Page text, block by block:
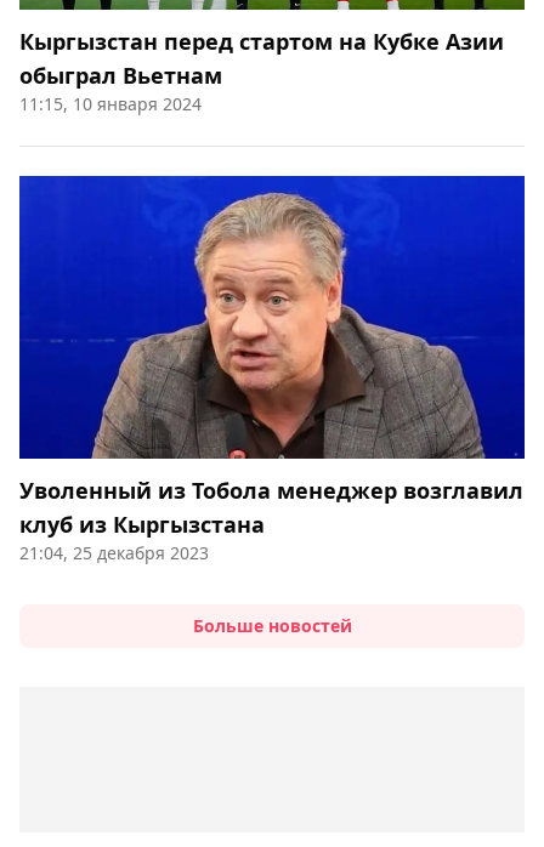
Кыргызстан перед стартом на Кубке Азии
обыграл Вьетнам
11:15, 10 января 2024
Уволенный из Тобола менеджер возглавил
клуб из Кыргызстана
21:04, 25 декабря 2023
Больше новостей